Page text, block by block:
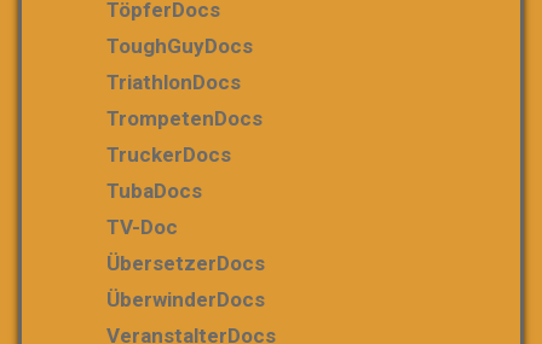
TöpferDocs
ToughGuyDocs
TriathlonDocs
TrompetenDocs
TruckerDocs
TubaDocs
TV-Doc
ÜbersetzerDocs
ÜberwinderDocs
VeranstalterDocs